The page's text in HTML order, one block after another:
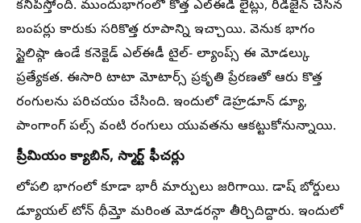
కనిపిస్తోంది. ముందుభాగంలో కొత్త ఎల్ఈడీ లైట్లు, రీడిజైన్ చేసిన
బంపర్లు కారుకు సరికొత్త రూపాన్ని ఇచ్చాయి. వెనుక భాగం
స్టైలిష్గా ఉండే కనెక్టెడ్ ఎల్ఈడీ టైల్- ల్యాంప్స్ ఈ మోడల్కు
ప్రత్యేకత. ఈసారి టాటా మోటార్స్ ప్రకృతి ప్రేరణతో ఆరు కొత్త
రంగులను పరిచయం చేసింది. ఇందులో డెహ్రడూన్ డ్యూ,
పాంగాంగ్ పల్స్ వంటి రంగులు యువతను ఆకట్టుకోనున్నాయి.
ప్రీమియం క్యాబిన్, స్మార్ట్ ఫీచర్లు
లోపలి భాగంలో కూడా భారీ మార్పులు జరిగాయి. డాష్ బోర్డులు
డ్యూయల్ టోన్ థీమ్తో మరింత మోడరన్గా తీర్చిదిద్దారు. ఇందులో